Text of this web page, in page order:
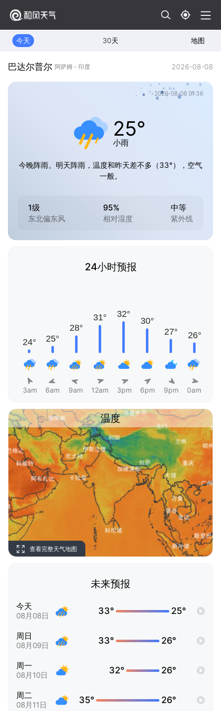
今天 30天 地图
巴达尔普尔 阿萨姆 - 印度 2026-08-08
2026-08-08 01:36
25°
小雨
今晚阵雨。明天阵雨，温度和昨天差不多（33°），空气
一般。
1级
东北偏东风
95%
相对湿度
中等
紫外线
24小时预报
3am 6am 9am 12am 3pm 6pm 9pm 0am
温度
查看完整天气地图
未来预报
今天
08月08日 33° 25°
周日
08月09日 33° 26°
周一
08月10日 32° 26°
周二
08月11日 35° 26°